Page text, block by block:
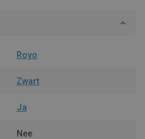
Royo
Zwart
Ja
Nee